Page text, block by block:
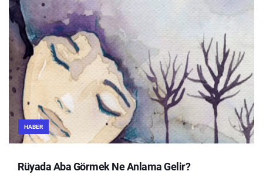
HABER
Rüyada Aba Görmek Ne Anlama Gelir?